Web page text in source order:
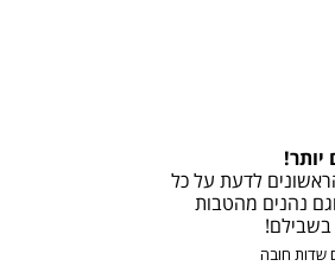
יותר!
לדעת על כל
נהנים מהטבות
בשבילם!
שדות חובה